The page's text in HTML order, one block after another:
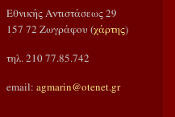
Εθνικής Αντιστάσεως 29
157 72 Ζωγράφου (χάρτης)
τηλ. 210 77.85.742
email: agmarin@otenet.gr